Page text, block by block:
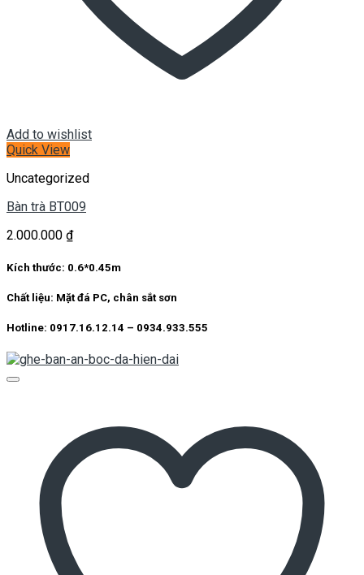
Add to wishlist
Quick View
Uncategorized
Bàn trà BT009
2.000.000 ₫
Kích thước: 0.6*0.45m
Chất liệu: Mặt đá PC, chân sắt sơn
Hotline: 0917.16.12.14 – 0934.933.555